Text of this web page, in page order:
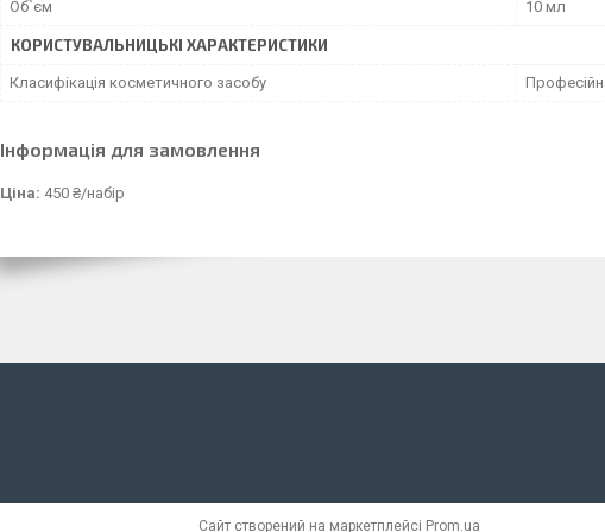
Об`єм 10 мл
КОРИСТУВАЛЬНИЦЬКІ ХАРАКТЕРИСТИКИ
Класифікація косметичного засобу
Інформація для замовлення
Ціна: 450 ₴/набір
Сайт створений на маркетплейсі Prom.ua